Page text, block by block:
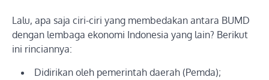
Lalu, apa saja ciri-ciri yang membedakan antara BUMD
dengan lembaga ekonomi Indonesia yang lain? Berikut
ini rinciannya:
Didirikan oleh pemerintah daerah (Pemda);